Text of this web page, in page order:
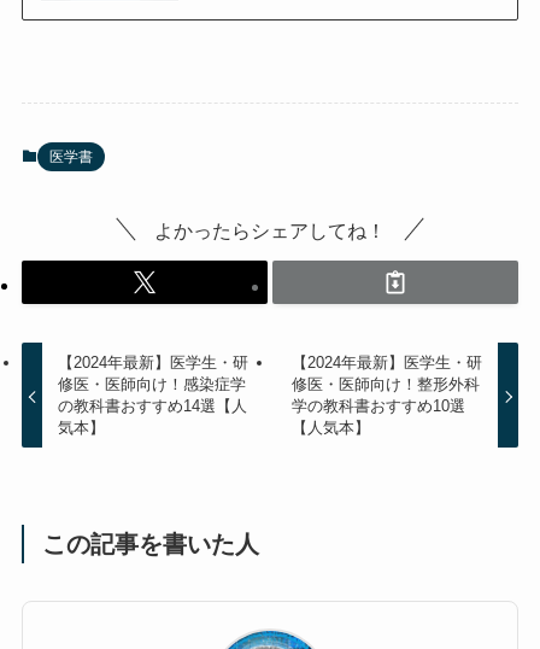
医学書
よかったらシェアしてね！
【2024年最新】医学生・研
修医・医師向け！感染症学
の教科書おすすめ14選【人
気本】
【2024年最新】医学生・研
修医・医師向け！整形外科
学の教科書おすすめ10選
【人気本】
この記事を書いた人